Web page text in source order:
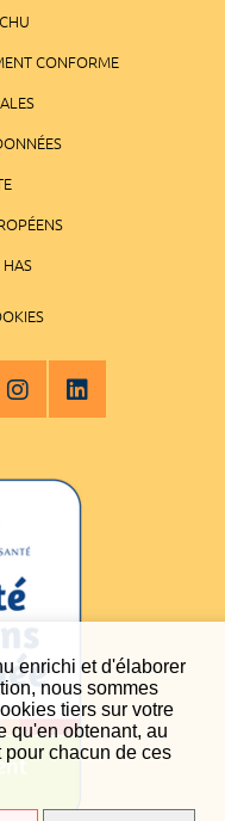
enrichi et d'élaborer
nous sommes
tiers sur votre
qu'en obtenant, au
chacun de ces
CONFORME
HAS